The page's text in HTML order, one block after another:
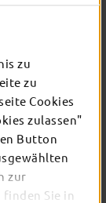
zu
zu
Cookies
zulassen"
Button
zur
Sie in
was